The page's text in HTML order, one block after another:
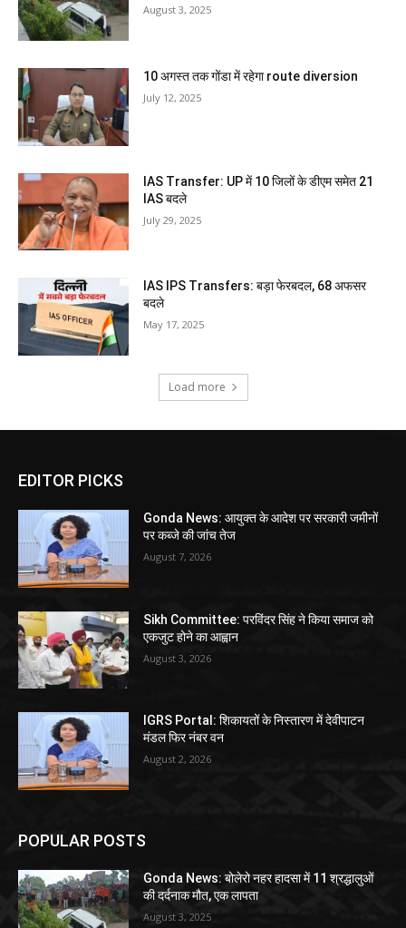
August 3, 2025
10 अगस्त तक गोंडा में रहेगा route diversion
July 12, 2025
IAS Transfer: UP में 10 जिलों के डीएम समेत 21
IAS बदले
July 29, 2025
IAS IPS Transfers: बड़ा फेरबदल, 68 अफसर
बदले
May 17, 2025
Load more
EDITOR PICKS
Gonda News: आयुक्त के आदेश पर सरकारी जमीनों
पर कब्जे की जांच तेज
August 7, 2026
Sikh Committee: परविंदर सिंह ने किया समाज को
एकजुट होने का आह्वान
August 3, 2026
IGRS Portal: शिकायतों के निस्तारण में देवीपाटन
मंडल फिर नंबर वन
August 2, 2026
POPULAR POSTS
Gonda News: बोलेरो नहर हादसा में 11 श्रद्धालुओं
की दर्दनाक मौत, एक लापता
August 3, 2025